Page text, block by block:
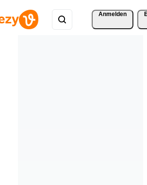
Anmelden